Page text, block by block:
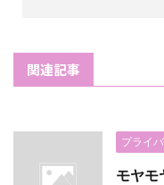
関連記事
プライ
モヤ